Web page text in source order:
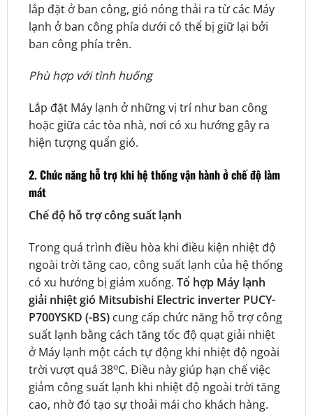
lắp đặt ở ban công, gió nóng thải ra từ các Máy
lạnh ở ban công phía dưới có thể bị giữ lại bởi
ban công phía trên.
Phù hợp với tình huống
Lắp đặt Máy lạnh ở những vị trí như ban công
hoặc giữa các tòa nhà, nơi có xu hướng gây ra
hiện tượng quẩn gió.
2. Chức năng hỗ trợ khi hệ thống vận hành ở chế độ làm
mát
Chế độ hỗ trợ công suất lạnh
Trong quá trình điều hòa khi điều kiện nhiệt độ
ngoài trời tăng cao, công suất lạnh của hệ thống
có xu hướng bị giảm xuống. Tổ hợp Máy lạnh
giải nhiệt gió Mitsubishi Electric inverter PUCY-
P700YSKD (-BS)cung cấp chức năng hỗ trợ công
suất lạnh bằng cách tăng tốc độ quạt giải nhiệt
ở Máy lạnh một cách tự động khi nhiệt độ ngoài
trời vượt quá 38oC. Điều này giúp hạn chế việc
giảm công suất lạnh khi nhiệt độ ngoài trời tăng
cao, nhờ đó tạo sự thoải mái cho khách hàng.